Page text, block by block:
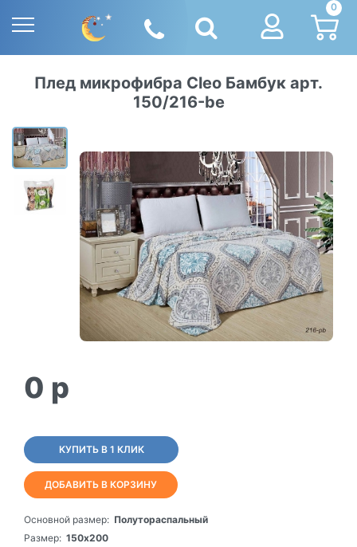
0
Плед микрофибра Cleo Бамбук арт.
150/216-be
0 p
КУПИТЬ В 1 КЛИК
ДОБАВИТЬ В КОРЗИНУ
Основной размер: Полутораспальный
Размер: 150х200